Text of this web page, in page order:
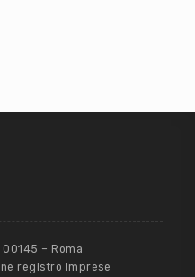
– Roma
registro Imprese